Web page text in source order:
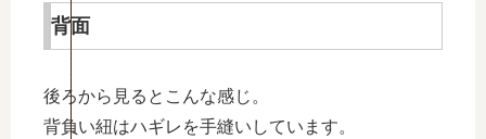
背面
後ろから見るとこんな感じ。
背負い紐はハギレを手縫いしています。